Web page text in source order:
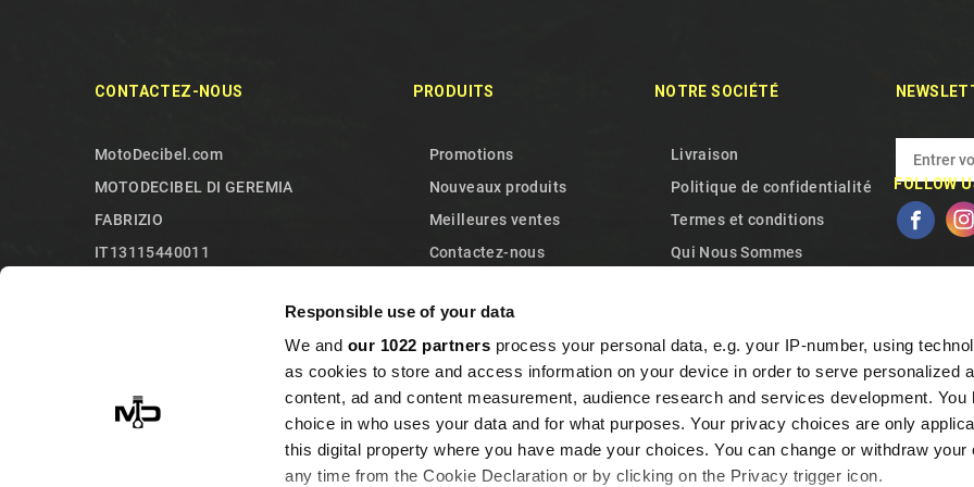
Responsible use of your data
We and our 1022 partners process your personal data, e.g. your IP-number, using
as cookies to store and access information on your device in order to serve personalized
content, ad and content measurement, audience research and services development. You
choice in who uses your data and for what purposes. Your privacy choices are only
this digital property where you have made your choices. You can change or withdraw your
any time from the Cookie Declaration or by clicking on the Privacy trigger icon.
CONTACTEZ-NOUS
MotoDecibel.com
MOTODECIBEL DI GEREMIA
FABRIZIO
IT13115440011
+393513946375 (Whatsapp)
info@motodecibel.com
PRODUITS
Promotions
Nouveaux produits
Meilleures ventes
Contactez-nous
NOTRE SOCIÉTÉ
Livraison
Politique de confidentialité
Termes et conditions
Qui Nous Sommes
Garantie et retrait
Questions fréquentes
Programme de fidélité
Contactez-nous
FOLLOW